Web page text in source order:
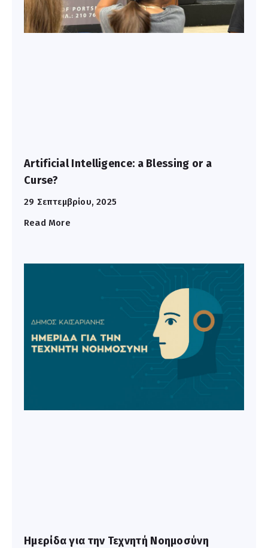
Artificial Intelligence: a Blessing or a
Curse?
29 Σεπτεμβρίου, 2025
Read More
Ημερίδα για την Τεχνητή Νοημοσύνη